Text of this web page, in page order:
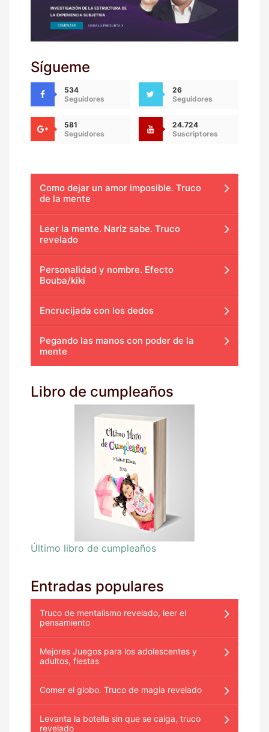
Sígueme
534
Seguidores
26
Seguidores
581
Seguidores
24.724
Suscriptores
Como dejar un amor imposible. Truco
de la mente
Leer la mente. Nariz sabe. Truco
revelado
Personalidad y nombre. Efecto
Bouba/kiki
Encrucijada con los dedos
Pegando las manos con poder de la
mente
Libro de cumpleaños
Último libro de cumpleaños
Entradas populares
Truco de mentalismo revelado, leer el
pensamiento
Mejores Juegos para los adolescentes y
adultos, fiestas
Comer el globo. Truco de magia revelado
Levanta la botella sin que se caiga, truco
revelado